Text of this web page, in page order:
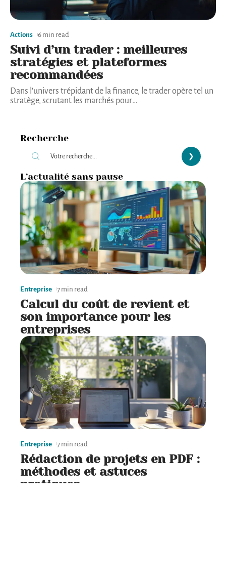
Actions 6 min read
Suivi d’un trader : meilleures
stratégies et plateformes
recommandées
Dans l'univers trépidant de la finance, le trader opère tel un
stratège, scrutant les marchés pour…
Recherche
L’actualité sans pause
Entreprise 7 min read
Calcul du coût de revient et
son importance pour les
entreprises
Entreprise 7 min read
Rédaction de projets en PDF :
méthodes et astuces
pratiques